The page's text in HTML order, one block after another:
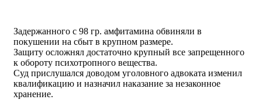
Задержанного с 98 гр. амфитамина обвиняли в
покушении на сбыт в крупном размере.
Защиту осложнял достаточно крупный все запрещенного
к обороту психотропного вещества.
Суд прислушался доводом уголовного адвоката изменил
квалификацию и назначил наказание за незаконное
хранение.